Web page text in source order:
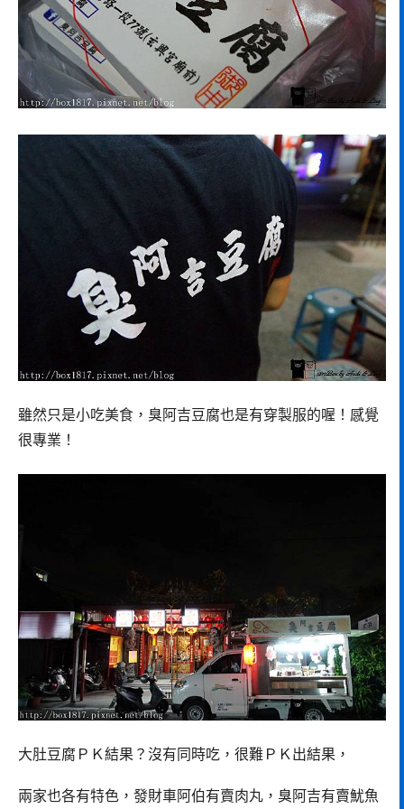
雖然只是小吃美食，臭阿吉豆腐也是有穿製服的喔！感覺
很專業！
大肚豆腐ＰＫ結果？沒有同時吃，很難ＰＫ出結果，
兩家也各有特色，發財車阿伯有賣肉丸，臭阿吉有賣魷魚